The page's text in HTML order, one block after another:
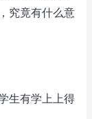
究竟有什么意